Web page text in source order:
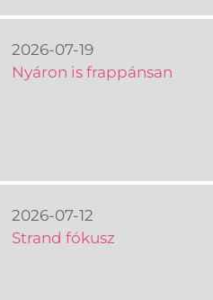
2026-07-19
Nyáron is frappánsan
2026-07-12
Strand fókusz